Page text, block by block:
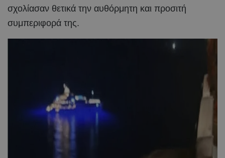
σχολίασαν θετικά την αυθόρμητη και προσιτή
συμπεριφορά της.